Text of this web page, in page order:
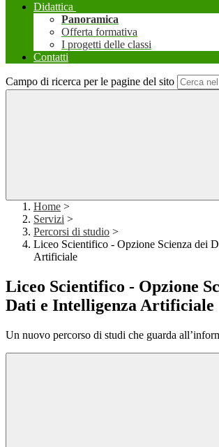
Didattica
Panoramica
Offerta formativa
I progetti delle classi
Contatti
Campo di ricerca per le pagine del sito
Home >
Servizi >
Percorsi di studio >
Liceo Scientifico - Opzione Scienza dei
Artificiale
Liceo Scientifico - Opzione
Dati e Intelligenza Artificiale
Un nuovo percorso di studi che guarda